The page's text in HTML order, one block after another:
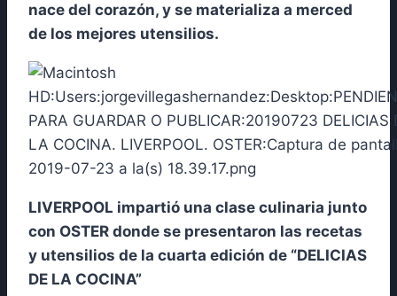
nace del corazón, y se materializa a merced
de los mejores utensilios.
LIVERPOOL impartió una clase culinaria junto
con OSTER donde se presentaron las recetas
y utensilios de la cuarta edición de “DELICIAS
DE LA COCINA”